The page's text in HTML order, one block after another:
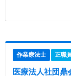
作業療法士 正職
医療法人社団鼎